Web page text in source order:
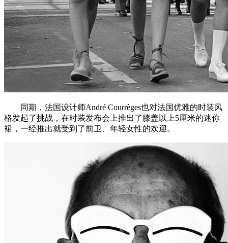
同期，法国设计师André Courrèges也对法国优雅的时装风
格发起了挑战，在时装发布会上推出了膝盖以上5厘米的迷你
裙，一经推出就受到了前卫、年轻女性的欢迎。